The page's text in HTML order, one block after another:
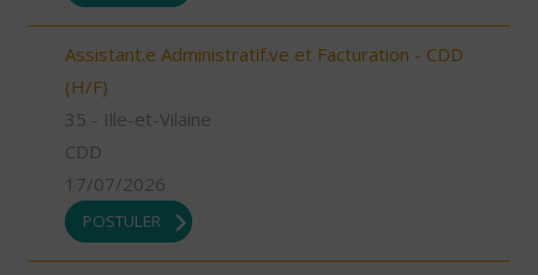
Assistant.e Administratif.ve et Facturation - CDD
(H/F)
35 - Ille-et-Vilaine
CDD
17/07/2026
POSTULER